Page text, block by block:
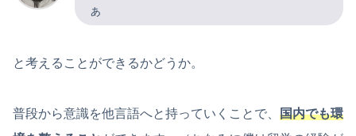
ぁ
と考えることができるかどうか。
普段から意識を他言語へと持っていくことで、 国内でも環